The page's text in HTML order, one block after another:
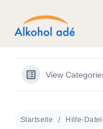
Zum
View
Startseite Hilfe-